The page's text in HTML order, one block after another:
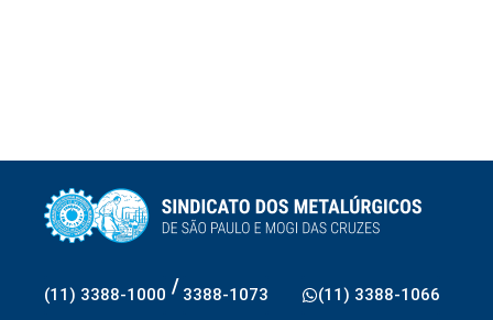
(11) 3388-1000 / 3388-1073 (11) 3388-1066